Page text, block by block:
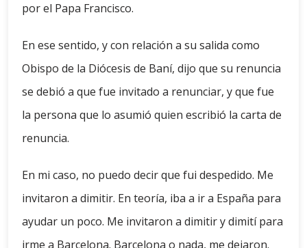
por el Papa Francisco.
En ese sentido, y con relación a su salida como
Obispo de la Diócesis de Baní, dijo que su renuncia
se debió a que fue invitado a renunciar, y que fue
la persona que lo asumió quien escribió la carta de
renuncia.
En mi caso, no puedo decir que fui despedido. Me
invitaron a dimitir. En teoría, iba a ir a España para
ayudar un poco. Me invitaron a dimitir y dimití para
irme a Barcelona. Barcelona o nada, me dejaron.